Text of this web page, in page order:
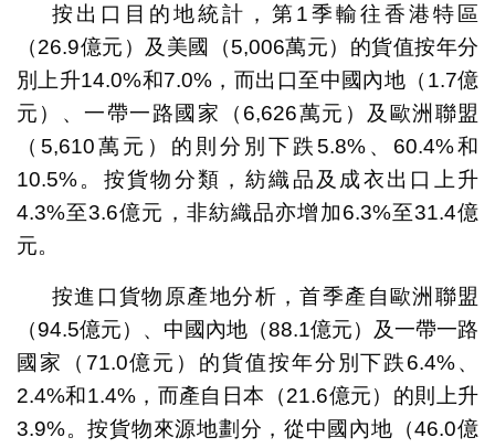
按出口目的地統計，第1季輸往香港特區
（26.9億元）及美國（5,006萬元）的貨值按年分
別上升14.0%和7.0%，而出口至中國內地（1.7億
元）、一帶一路國家（6,626萬元）及歐洲聯盟
（5,610萬元）的則分別下跌5.8%、60.4%和
10.5%。按貨物分類，紡織品及成衣出口上升
4.3%至3.6億元，非紡織品亦增加6.3%至31.4億
元。
按進口貨物原產地分析，首季產自歐洲聯盟
（94.5億元）、中國內地（88.1億元）及一帶一路
國家（71.0億元）的貨值按年分別下跌6.4%、
2.4%和1.4%，而產自日本（21.6億元）的則上升
3.9%。按貨物來源地劃分，從中國內地（46.0億